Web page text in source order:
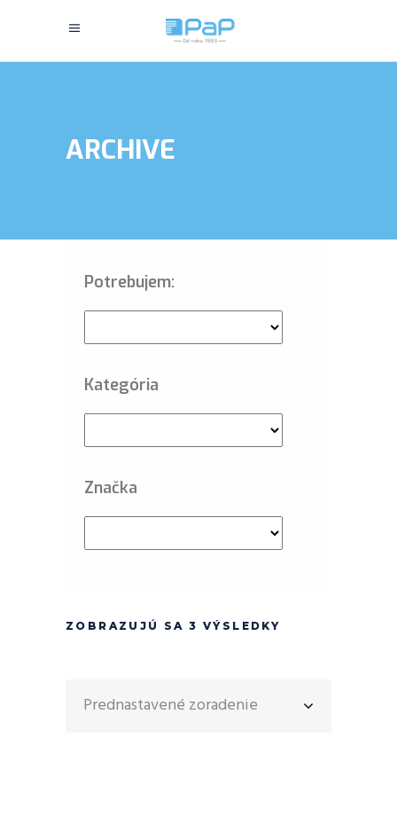
ARCHIVE
Potrebujem:
Kategória
Značka
ZOBRAZUJÚ SA 3 VÝSLEDKY
Prednastavené zoradenie